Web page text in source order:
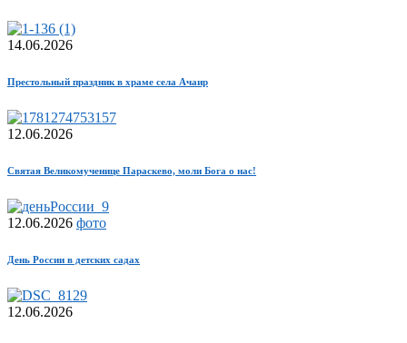
14.06.2026
Престольный праздник в храме села Ачаир
12.06.2026
Святая Великомученице Параскево, моли Бога о нас!
12.06.2026 фото
День России в детских садах
12.06.2026